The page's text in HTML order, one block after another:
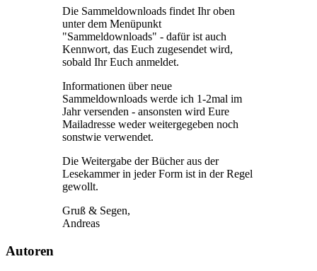
Die Sammeldownloads findet Ihr oben
unter dem Menüpunkt
"Sammeldownloads" - dafür ist auch
Kennwort, das Euch zugesendet wird,
sobald Ihr Euch anmeldet.
Informationen über neue
Sammeldownloads werde ich 1-2mal im
Jahr versenden - ansonsten wird Eure
Mailadresse weder weitergegeben noch
sonstwie verwendet.
Die Weitergabe der Bücher aus der
Lesekammer in jeder Form ist in der Regel
gewollt.
Gruß & Segen,
Andreas
Autoren